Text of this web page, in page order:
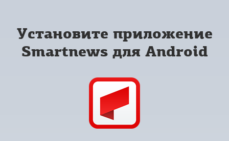
Установите приложение
Smartnews для Android